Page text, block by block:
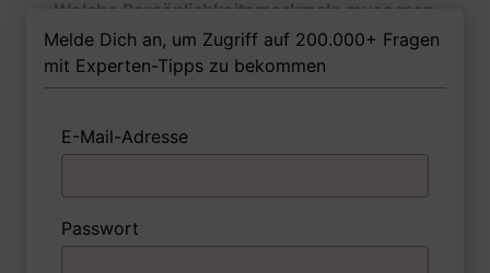
Welche Persönlichkeitsmerkmale muss man
als Buchbinderin Ihrer Meinung nach
besitzen, um in dem Job erfolgreich zu
sein?
1 FoxTipp Antwort schreiben Audio aufnehmen
Melde Dich an, um Zugriff auf 200.000+ Fragen
mit Experten-Tipps zu bekommen
E-Mail-Adresse
Passwort